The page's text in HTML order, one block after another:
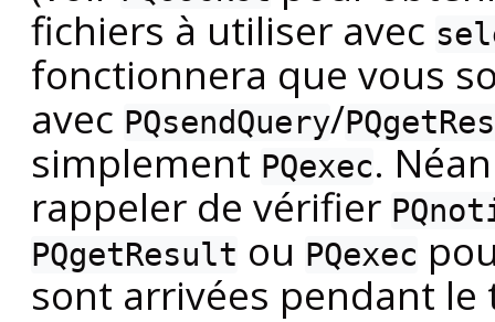
fichiers à utiliser avec
fonctionnera que vous
avec PQsendQuery/
simplement PQexec.
rappeler de vérifier
PQgetResult ou PQexec
sont arrivées pendant